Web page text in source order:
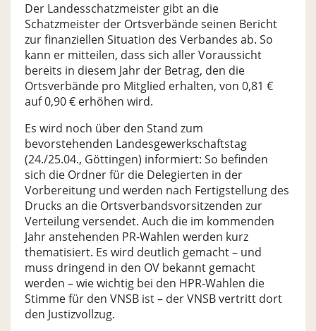
Der Landesschatzmeister gibt an die
Schatzmeister der Ortsverbände seinen Bericht
zur finanziellen Situation des Verbandes ab. So
kann er mitteilen, dass sich aller Voraussicht
bereits in diesem Jahr der Betrag, den die
Ortsverbände pro Mitglied erhalten, von 0,81 €
auf 0,90 € erhöhen wird.
Es wird noch über den Stand zum
bevorstehenden Landesgewerkschaftstag
(24./25.04., Göttingen) informiert: So befinden
sich die Ordner für die Delegierten in der
Vorbereitung und werden nach Fertigstellung des
Drucks an die Ortsverbandsvorsitzenden zur
Verteilung versendet. Auch die im kommenden
Jahr anstehenden PR-Wahlen werden kurz
thematisiert. Es wird deutlich gemacht – und
muss dringend in den OV bekannt gemacht
werden – wie wichtig bei den HPR-Wahlen die
Stimme für den VNSB ist – der VNSB vertritt dort
den Justizvollzug.